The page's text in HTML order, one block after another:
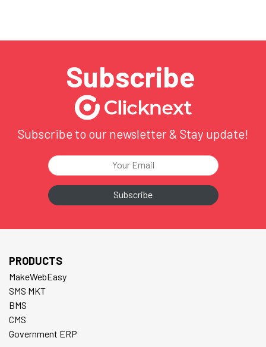
Subscribe
Subscribe to our newsletter & Stay update!
PRODUCTS
MakeWebEasy
SMS MKT
BMS
CMS
Government ERP